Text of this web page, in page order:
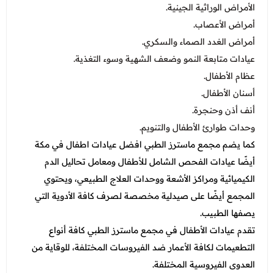
الأمراض الوراثية الجينية.
أمراض الأعصاب.
أمراض الغدد الصماء والسكري.
عيادات متابعة النمو وضعف الشهية وسوء التغذية.
عظام الأطفال.
أسنان الأطفال.
أنف أذن وحنجرة.
وحدات طوارئ الأطفال والتنويم.
كما يضم مجمع ماسترز الطبي افضل عيادات اطفال في مكة
أيضًا عيادات الفحص الشامل للأطفال ومعامل تحاليل الدم
الكيميائية ومراكز الأشعة ووحدات العلاج الطبيعي، ويحتوي
المجمع أيضًا على صيدلية مخصصة لصرف كافة الأدوية التي
يصفها الطبيب.
تقدم عيادات الأطفال في مجمع ماسترز الطبي كافة أنواع
التطعيمات لكافة الأعمار ضد الفيروسات المختلفة، للوقاية من
العدوى الفيروسية المختلفة.